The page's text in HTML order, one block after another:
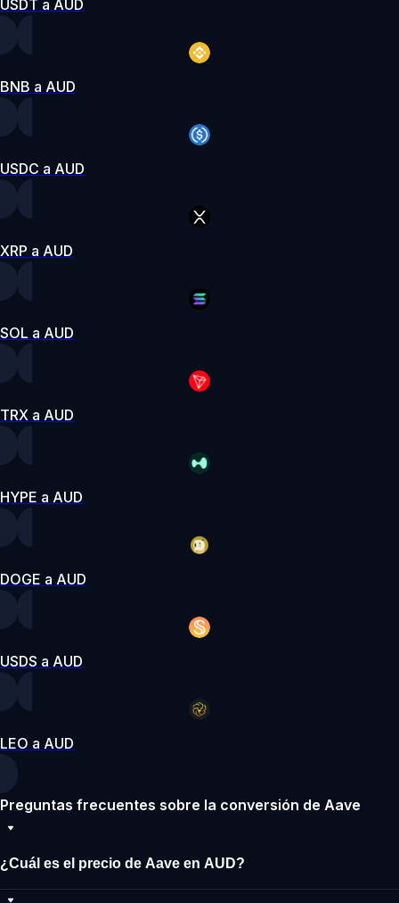
USDT a AUD
BNB a AUD
USDC a AUD
XRP a AUD
SOL a AUD
TRX a AUD
HYPE a AUD
DOGE a AUD
USDS a AUD
LEO a AUD
Preguntas frecuentes sobre la conversión de Aave
¿Cuál es el precio de Aave en AUD?